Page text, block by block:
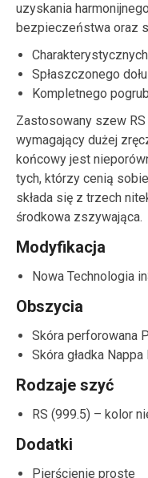
uzyskania
bezpieczeństwa oraz
Spłaszczonego dołu
Kompletnego
Zastosowany szew
wymagający dużej
końcowy jest
tych, którzy cenią
składa się z trzech
środkowa zszywająca.
Modyfikacja
Nowa Technologia
Obszycia
Skóra perforowana
Skóra gładka
Rodzaje szyć
RS (999.5) – kolor
Dodatki
Pierścienie proste